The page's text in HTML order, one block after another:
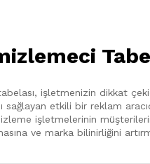
işletmenizin dikkat
sağlayan etkili bir reklam
işletmelerinin
ve marka bilinirliğini